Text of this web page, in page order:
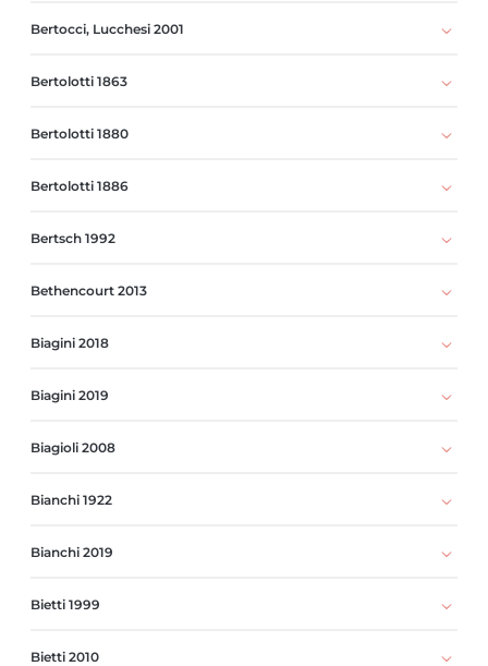
Bertocci, Lucchesi 2001
Bertolotti 1863
Bertolotti 1880
Bertolotti 1886
Bertsch 1992
Bethencourt 2013
Biagini 2018
Biagini 2019
Biagioli 2008
Bianchi 1922
Bianchi 2019
Bietti 1999
Bietti 2010